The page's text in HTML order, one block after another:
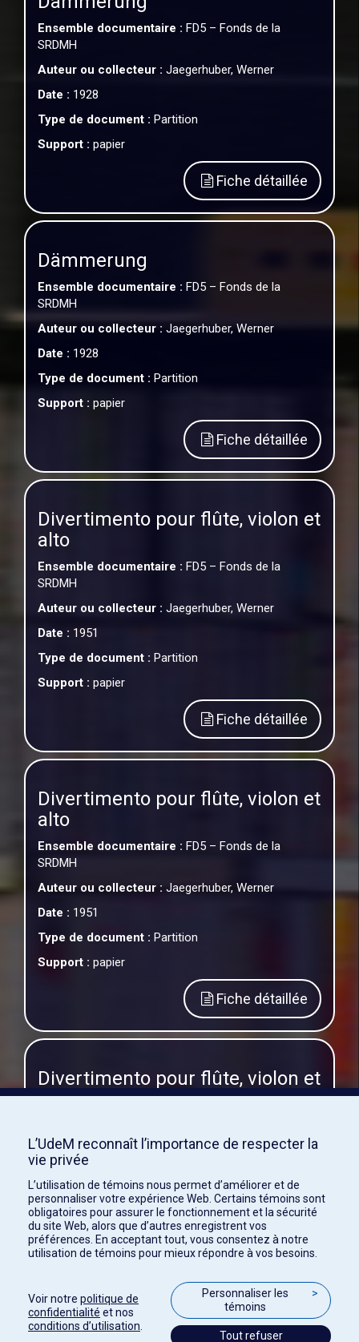
Ensemble documentaire : FD5 – Fonds de la
SRDMH
Auteur ou collecteur : Jaegerhuber, Werner
Date : 1928
Type de document : Partition
Support : papier
Fiche détaillée
Dämmerung
Ensemble documentaire : FD5 – Fonds de la
SRDMH
Auteur ou collecteur : Jaegerhuber, Werner
Date : 1928
Type de document : Partition
Support : papier
Fiche détaillée
Divertimento pour flûte, violon et
alto
Ensemble documentaire : FD5 – Fonds de la
SRDMH
Auteur ou collecteur : Jaegerhuber, Werner
Date : 1951
Type de document : Partition
Support : papier
Fiche détaillée
Divertimento pour flûte, violon et
alto
Ensemble documentaire : FD5 – Fonds de la
SRDMH
Auteur ou collecteur : Jaegerhuber, Werner
Date : 1951
Type de document : Partition
Support : papier
Fiche détaillée
Divertimento pour flûte, violon et
alto
SRDMH
Auteur ou collecteur :
Date :1951
Type de document : Partition
Support : papier
Fiche détaillée
L’UdeM reconnaît l’importance de respecter la
vie privée
L’utilisation de témoins nous permet d’améliorer et de
personnaliser votre expérience Web. Certains témoins sont
obligatoires pour assurer le fonctionnement et la sécurité
du site Web, alors que d’autres enregistrent vos
préférences. En acceptant tout, vous consentez à notre
utilisation de témoins pour mieux répondre à vos besoins.
Personnaliser les
témoins
>
Tout refuser
Voir notre politique de
confidentialité et nos
conditions d’utilisation